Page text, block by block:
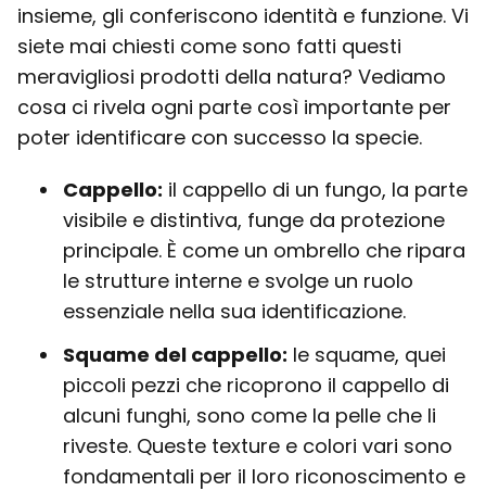
insieme, gli conferiscono identità e funzione. Vi
siete mai chiesti come sono fatti questi
meravigliosi prodotti della natura? Vediamo
cosa ci rivela ogni parte così importante per
poter identificare con successo la specie.
Cappello: il cappello di un fungo, la parte
visibile e distintiva, funge da protezione
principale. È come un ombrello che ripara
le strutture interne e svolge un ruolo
essenziale nella sua identificazione.
Squame del cappello: le squame, quei
piccoli pezzi che ricoprono il cappello di
alcuni funghi, sono come la pelle che li
riveste. Queste texture e colori vari sono
fondamentali per il loro riconoscimento e